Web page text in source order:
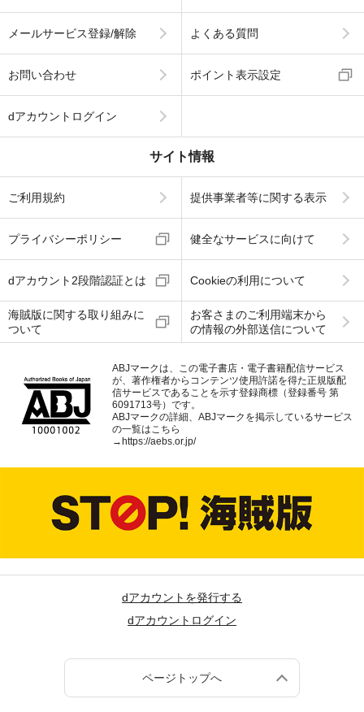
メールサービス登録/解除 よくある質問
お問い合わせ ポイント表示設定
dアカウントログイン
サイト情報
ご利用規約 提供事業者等に関する表示
プライバシーポリシー 健全なサービスに向けて
dアカウント2段階認証とは Cookieの利用について
海賊版に関する取り組みに
ついて
お客さまのご利用端末から
の情報の外部送信について
ABJマークは、この電子書店・電子書籍配信サービス
が、著作権者からコンテンツ使用許諾を得た正規版配
信サービスであることを示す登録商標（登録番号 第
6091713号）です。
ABJマークの詳細、ABJマークを掲示しているサービス
の一覧はこちら
→ https://aebs.or.jp/
dアカウントを発行する
dアカウントログイン
ページトップへ